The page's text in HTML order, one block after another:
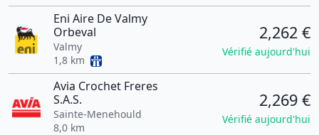
Eni Aire De Valmy
Orbeval
Valmy
1,8 km
2,262 €
Vérifié aujourd'hui
Avia Crochet Freres
S.A.S.
Sainte-Menehould
8,0 km
2,269 €
Vérifié aujourd'hui